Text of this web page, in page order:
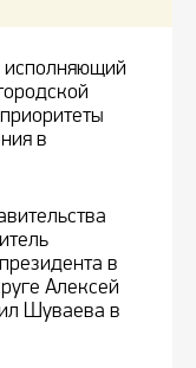
в
в
Алексей
Шуваева в